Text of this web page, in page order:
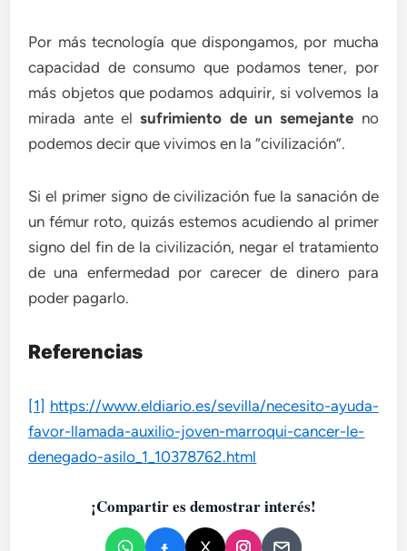
Por más tecnología que dispongamos, por mucha
capacidad de consumo que podamos tener, por
más objetos que podamos adquirir, si volvemos la
mirada ante elsufrimiento de un semejante no
podemos decir que vivimos en la “civilización”.
Si el primer signo de civilización fue la sanación de
un fémur roto, quizás estemos acudiendo al primer
signo del fin de la civilización, negar el tratamiento
de una enfermedad por carecer de dinero para
poder pagarlo.
Referencias
[1] https://www.eldiario.es/sevilla/necesito-ayuda-
favor-llamada-auxilio-joven-marroqui-cancer-le-
denegado-asilo_1_10378762.html
¡Compartir es demostrar interés!